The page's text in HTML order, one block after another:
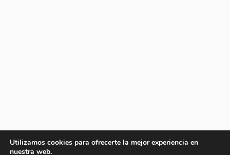
Utilizamos cookies para ofrecerte la mejor experiencia en
nuestra web.